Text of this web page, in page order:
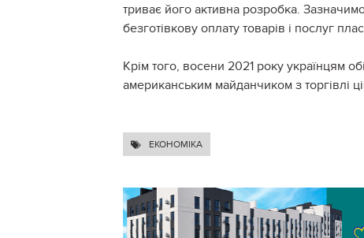
триває його активна розробка.
безготівкову оплату товарів і послуг
Крім того, восени 2021 року українцям
американським майданчиком з торгівлі
ЕКОНОМІКА